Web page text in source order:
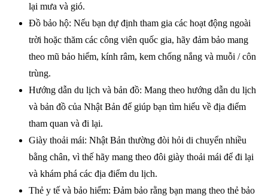
lại mưa và gió.
Đồ bảo hộ: Nếu bạn dự định tham gia các hoạt động ngoài
trời hoặc thăm các công viên quốc gia, hãy đảm bảo mang
theo mũ bảo hiểm, kính râm, kem chống nắng và muỗi / côn
trùng.
Hướng dẫn du lịch và bản đồ: Mang theo hướng dẫn du lịch
và bản đồ của Nhật Bản để giúp bạn tìm hiểu về địa điểm
tham quan và đi lại.
Giày thoải mái: Nhật Bản thường đòi hỏi di chuyển nhiều
bằng chân, vì thế hãy mang theo đôi giày thoải mái để đi lại
và khám phá các địa điểm du lịch.
Thẻ y tế và bảo hiểm: Đảm bảo rằng bạn mang theo thẻ bảo